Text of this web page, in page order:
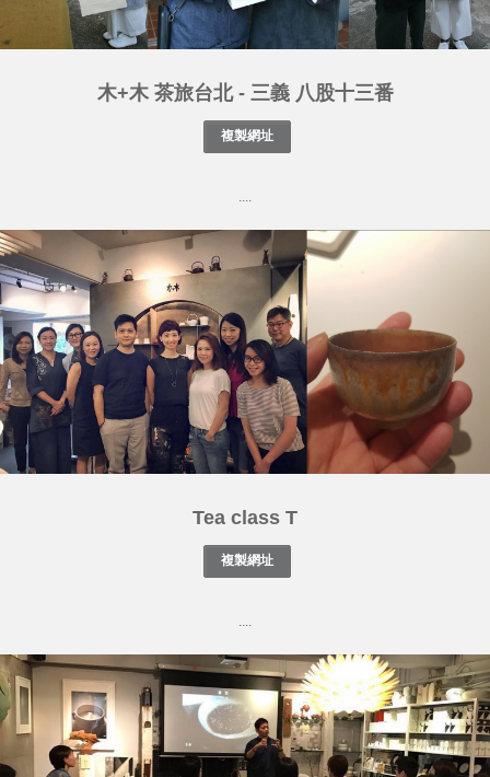
木+木 茶旅台北 - 三義 八股十三番
Tea class T